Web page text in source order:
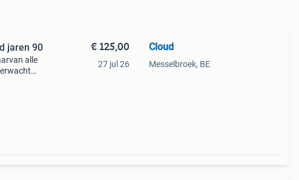
jaren 90
alle
€ 125,00
27 jul 26
Cloud
Messelbroek, BE